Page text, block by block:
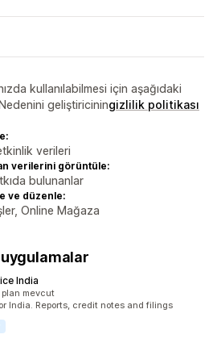
kullanılabilmesi için aşağıdaki
geliştiriciningizlilik politikası
verileri
verilerini görüntüle:
bulunanlar
ve düzenle:
Online Mağaza
India
mevcut
India. Reports, credit notes and filings